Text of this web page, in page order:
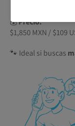
💰Precio:
$1,850 MXN / $109
🐾 Ideal si buscas